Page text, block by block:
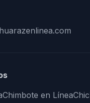
Chimbote en Línea